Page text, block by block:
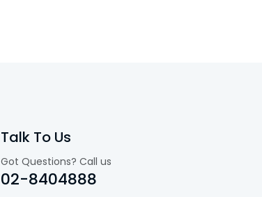
Talk To Us
Got Questions? Call us
02-8404888